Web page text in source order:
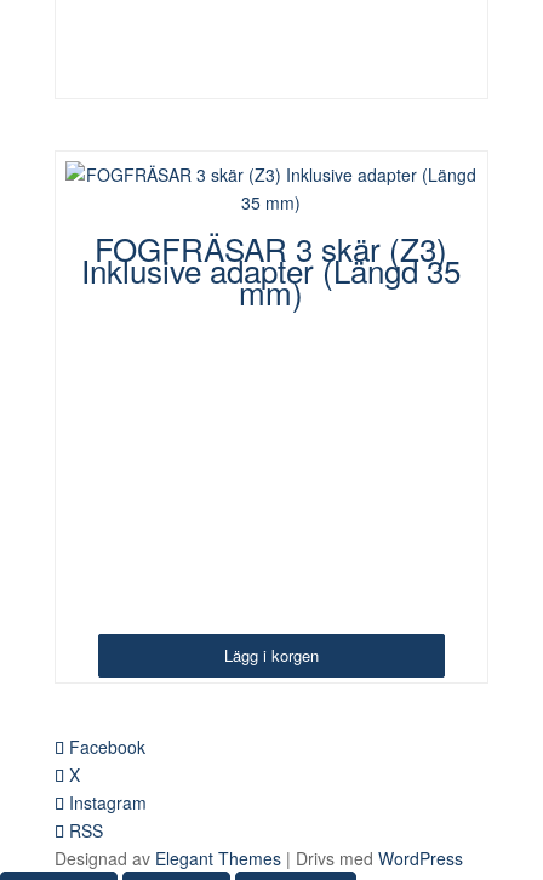
Lägg i korgen
Lägg i korgen
FOGFRÄSAR 3 skär (Z3)
Inklusive adapter (Längd 35
mm)
Lägg i korgen
på
produktsidan
Facebook
X
Instagram
RSS
Designad av Elegant Themes| Drivs med WordPress